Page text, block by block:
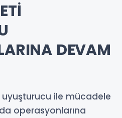
DEVAM
ile mücadele
operasyonlarına